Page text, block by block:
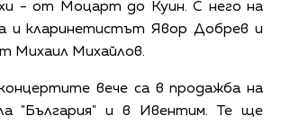
- от Моцарт до Куин. С него на
и кларинетистът Явор Добрев и
Михаил Михайлов.
вече са в продажба на
"България" и в Ивентим. Те ще